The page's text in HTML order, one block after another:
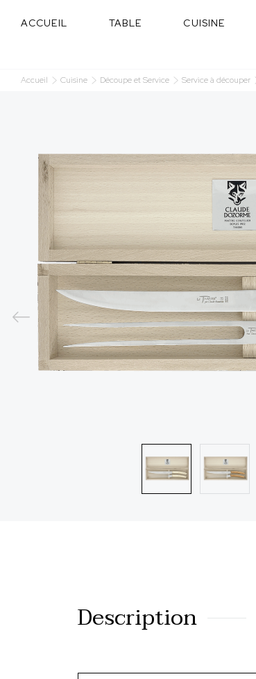
ACCUEIL TABLE CUISINE
Accueil Cuisine Découpe et Service Service à découper
Description